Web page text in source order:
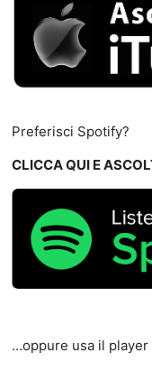
Preferisci Spotify?
CLICCA QUI E
…oppure usa il